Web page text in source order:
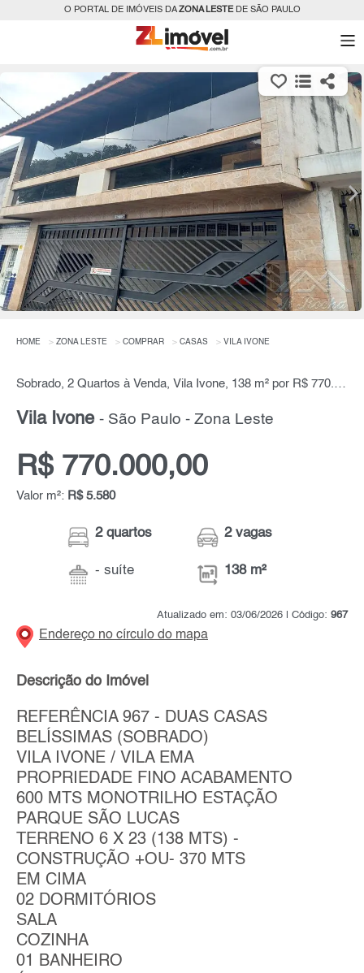
O PORTAL DE IMÓVEIS DAZONA LESTEDE SÃO PAULO
HOME ZONA LESTE COMPRAR CASAS VILA IVONE
Sobrado, 2 Quartos à Venda, Vila Ivone, 138 m² por R$ 770.000,00
Vila Ivone - São Paulo - Zona Leste
R$ 770.000,00
Valor m²: R$ 5.580
2 quartos
- suíte
2 vagas
138 m²
Atualizado em: 03/06/2026 | Código: 967
Endereço no círculo do mapa
Descrição do Imóvel
REFERÊNCIA 967 - DUAS CASAS
BELÍSSIMAS (SOBRADO)
VILA IVONE / VILA EMA
PROPRIEDADE FINO ACABAMENTO
600 MTS MONOTRILHO ESTAÇÃO
PARQUE SÃO LUCAS
TERRENO 6 X 23 (138 MTS) -
CONSTRUÇÃO +OU- 370 MTS
EM CIMA
02 DORMITÓRIOS
SALA
COZINHA
01 BANHEIRO